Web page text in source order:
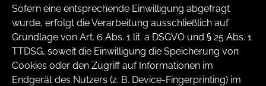
Sofern eine entsprechende Einwilligung abgefragt
wurde, erfolgt die Verarbeitung ausschließlich auf
Grundlage von Art. 6 Abs. 1 lit. a DSGVO und § 25 Abs. 1
TTDSG, soweit die Einwilligung die Speicherung von
Cookies oder den Zugriff auf Informationen im
Endgerät des Nutzers (z. B. Device-Fingerprinting) im